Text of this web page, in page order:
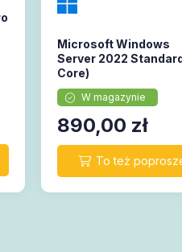
Microsoft Windows
Server 2022
Core)
W magazynie
890,00 zł